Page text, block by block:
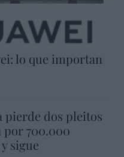
lo que importan
pierde dos pleitos
por 700.000
sigue